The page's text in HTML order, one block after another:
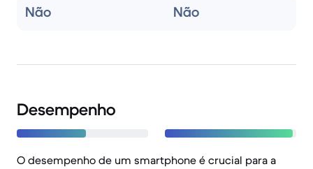
Não Não
Desempenho
O desempenho de um smartphone é crucial para a